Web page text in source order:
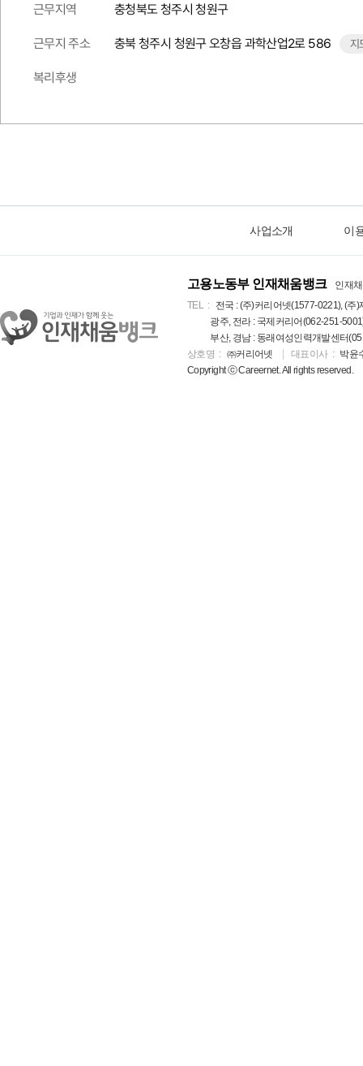
근무지역 충청북도 청주시 청원구
근무지 주소 충북 청주시 청원구 오창읍 과학산업2로 586 지
복리후생
사업소개 이
고용노동부 인재채움뱅크
인재
TEL
전국 : (주)커리어넷(1577-0221), (
광주, 전라 : 국제커리어(062-251-
부산, 경남 : 동래여성인력개발센터
상호명
㈜커리어넷 대표이사
박윤
Copyright ⓒ Careernet. All rights reserved.